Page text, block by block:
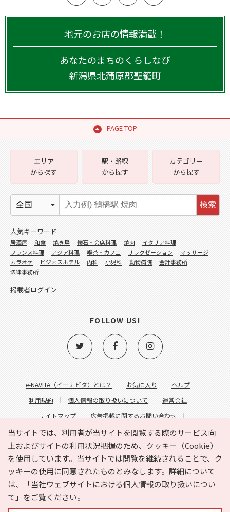
地元のお店の情報満載！
あなたのまちのくらしなび
新潟県北蒲原郡聖籠町
PAGE TOP
当サイトでは、利用者が当サイトを閲覧する際のサービス向
上およびサイトの利用状況把握のため、クッキー（Cookie）
を使用しています。当サイトでは閲覧を継続されることで、ク
ッキーの使用に同意されたものとみなします。詳細について
は、
「当社ウェブサイトにおける個人情報の取り扱いについ
て」 をご覧ください。
e-NAVITA（イーナビタ）とは？ お気に入り
ヘルプ
利用規約
個人情報の取り扱いについて
運営会社
サイトマップ
広告掲載に関するお問い合わせ
サイトの内容に関するお問い合わせ
エリア
から探す
駅・路線
から探す
カテゴリー
から探す
検索
人気キーワード
居酒屋 和食 焼き鳥 懐石・会席料理 焼肉
イタリア料理
フランス料理
アジア料理 喫茶・カフェ リラクゼーション
マッサージ
カラオケ
ビジネスホテル 内科 小児科 動物病院
会計事務所
法律事務所
掲載者ログイン
FOLLOW US!
Copyright © HYOJITO.Co.,Ltd. All Rights Reserved.